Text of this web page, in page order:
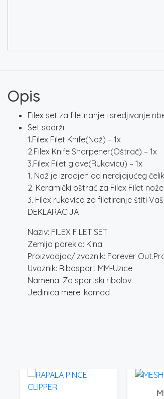
Opis
Filex set za filetiranje i sredjivanje
Set sadrži:
1.Filex Filet Knife(Nož) – 1x
2.Filex Knife Sharpener(Oštrač) – 1x
3.Filex Filet glove(Rukavicu) – 1x
1. Nož je izradjen od nerdjajućeg
2. Keramički oštrač za Filex Filet
3. Filex rukavica za filetiranje štiti
DEKLARACIJA
Naziv: FILEX FILET SET
Zemlja porekla: Kina
Proizvodjac/Izvoznik: Forever
Uvoznik: Ribosport MM-Uzice
Namena: Za sportski ribolov
Jedinica mere: komad
MESH BAG